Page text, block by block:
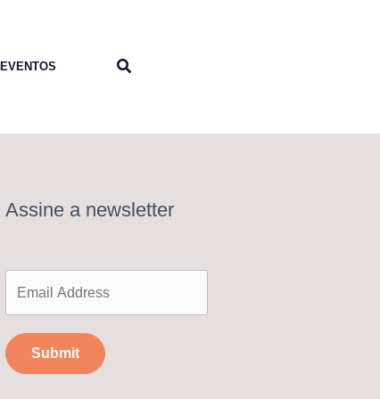
EVENTOS Pesquisar
Assine a newsletter
Submit